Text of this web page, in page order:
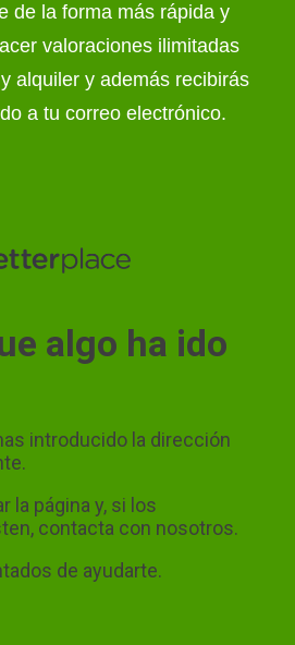
de la forma más rápida y
valoraciones ilimitadas
alquiler y además recibirás
a tu correo electrónico.